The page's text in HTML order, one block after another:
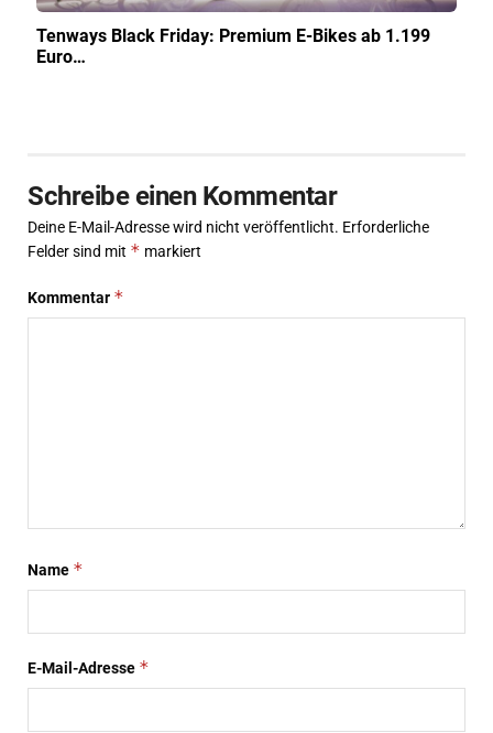
Tenways Black Friday: Premium E-Bikes ab 1.199
Euro…
Schreibe einen Kommentar
Deine E-Mail-Adresse wird nicht veröffentlicht. Erforderliche
Felder sind mit * markiert
Kommentar *
Name *
E-Mail-Adresse *